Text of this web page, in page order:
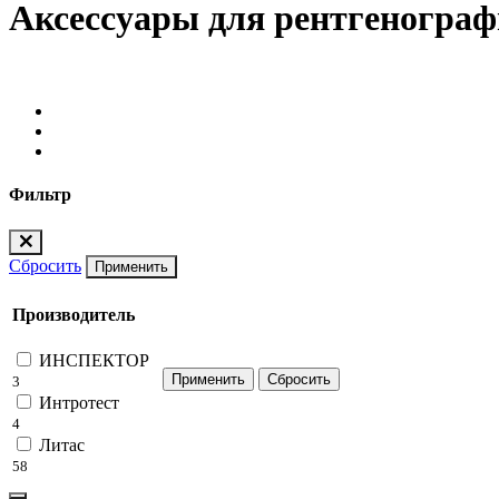
Аксессуары для
Фильтр
Сбросить Применить
Производитель
ИНСПЕКТОР
3
Интротест
4
Литас
58